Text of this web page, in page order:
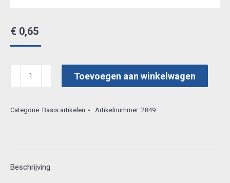
€ 0,65
studiolight
stn198
Toevoegen aan winkelwagen
Categorie: Basis artikelen Artikelnummer: 2849
Beschrijving